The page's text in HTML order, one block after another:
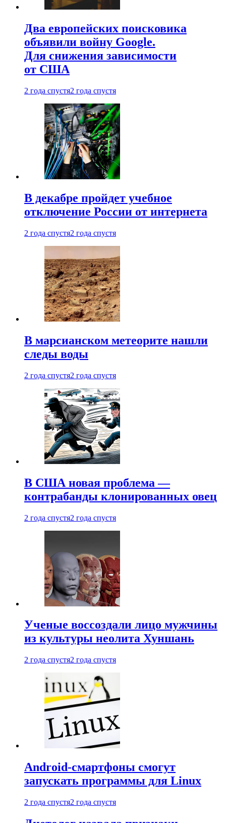
Два европейских поисковика
объявили войну Google.
Для снижения зависимости
от США
2 года спустя2 года спустя
В декабре пройдет учебное
отключение России от интернета
2 года спустя2 года спустя
В марсианском метеорите нашли
следы воды
2 года спустя2 года спустя
В США новая проблема —
контрабанды клонированных овец
2 года спустя2 года спустя
Ученые воссоздали лицо мужчины
из культуры неолита Хуншань
2 года спустя2 года спустя
Android-смартфоны смогут
запускать программы для Linux
2 года спустя2 года спустя